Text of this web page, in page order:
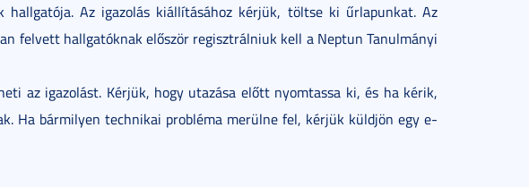
hallgatója. Az igazolás kiállításához kérjük, töltse ki űrlapunkat. Az
felvett hallgatóknak először regisztrálniuk kell a Neptun Tanulmányi
az igazolást. Kérjük, hogy utazása előtt nyomtassa ki, és ha kérik,
Ha bármilyen technikai probléma merülne fel, kérjük küldjön egy e-